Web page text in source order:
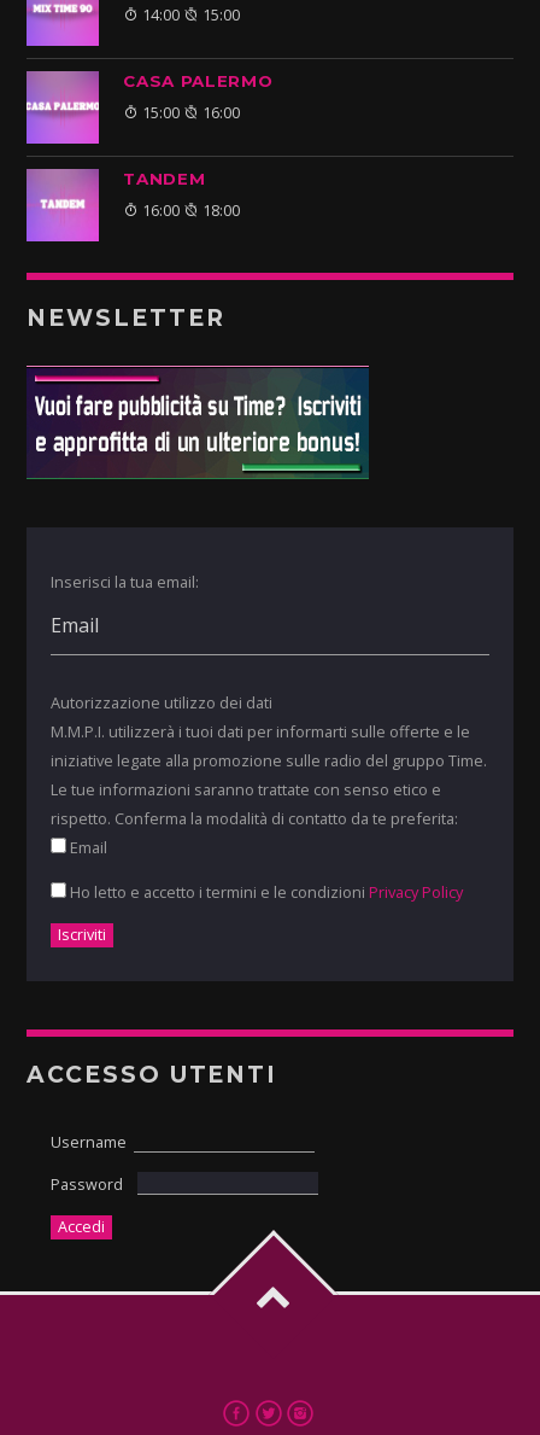
14:00 15:00
CASA PALERMO
15:00 16:00
TANDEM
16:00 18:00
NEWSLETTER
Inserisci la tua email:
Autorizzazione utilizzo dei dati
M.M.P.I. utilizzerà i tuoi dati per informarti sulle offerte e le
iniziative legate alla promozione sulle radio del gruppo Time.
Le tue informazioni saranno trattate con senso etico e
rispetto. Conferma la modalità di contatto da te preferita:
Email
Ho letto e accetto i termini e le condizioni Privacy Policy
ACCESSO UTENTI
Username
Password